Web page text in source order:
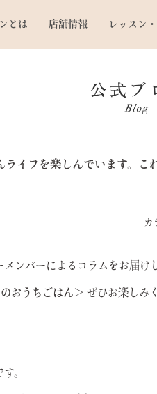
とは 店舗情報 レッスン
イフを楽しんでいます。こ
ンバーによるコラムをお届けし
おうちごはん＞ ぜひお楽しみ
す。